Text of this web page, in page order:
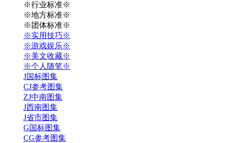
※行业标准※
※地方标准※
※团体标准※
※实用技巧※
※游戏娱乐※
※美文收藏※
※个人随笔※
J国标图集
CJ参考图集
ZJ中南图集
J西南图集
J省市图集
G国标图集
CG参考图集